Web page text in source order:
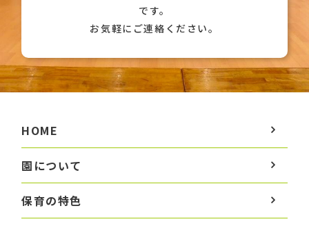
です。
お気軽にご連絡ください。
HOME
園について
保育の特色